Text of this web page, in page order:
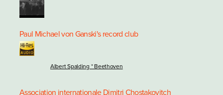
Paul Michael von Ganski's record club
Albert Spalding * Beethoven
Association internationale Dimitri Chostakovitch